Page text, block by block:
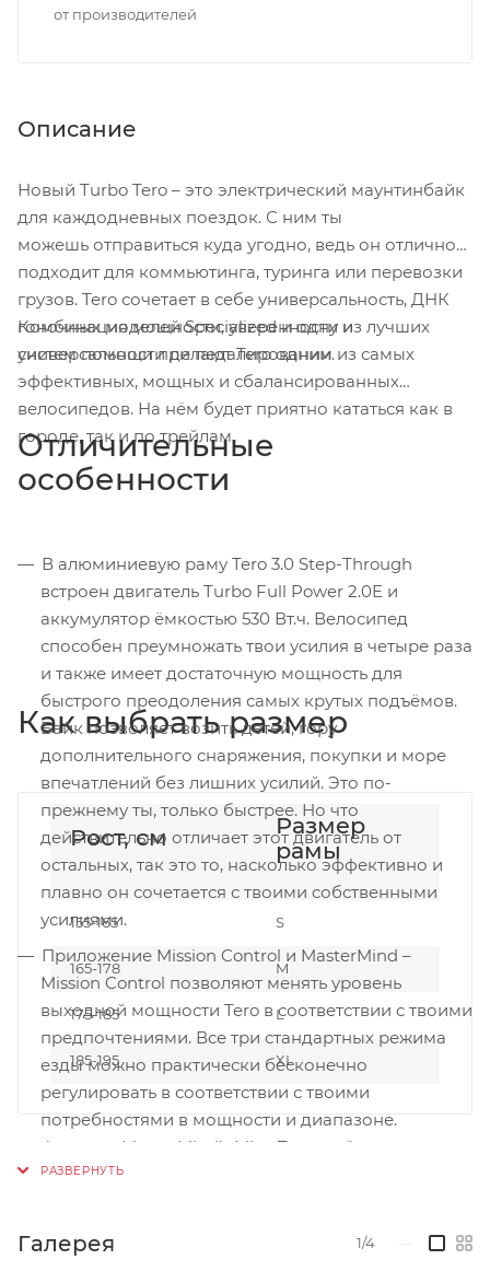
от производителей
Описание
Новый Turbo Tero – это электрический маунтинбайк
для каждодневных поездок. С ним ты
можешь отправиться куда угодно, ведь он отлично
подходит для коммьютинга, туринга или перевозки
грузов. Tero сочетает в себе универсальность, ДНК
гоночных моделей Specialized и одну из лучших
систем помощи при педалировании.
Комбинация мощности, уверенности и
универсальности делают Tero одним из самых
эффективных, мощных и сбалансированных
велосипедов. На нём будет приятно кататься как в
городе, так и по трейлам.
Отличительные
особенности
В алюминиевую раму Tero 3.0 Step-Through
встроен двигатель Turbo Full Power 2.0E и
аккумулятор ёмкостью 530 Вт.ч. Велосипед
способен преумножать твои усилия в четыре раза
и также имеет достаточную мощность для
быстрого преодоления самых крутых подъёмов.
Байк позволяет возить детей, гору
дополнительного снаряжения, покупки и море
впечатлений без лишних усилий. Это по-
прежнему ты, только быстрее. Но что
действительно отличает этот двигатель от
остальных, так это то, насколько эффективно и
плавно он сочетается с твоими собственными
усилиями.
Приложение Mission Control и MasterMind –
Mission Control позволяют менять уровень
выходной мощности Tero в соответствии с твоими
предпочтениями. Все три стандартных режима
езды можно практически бесконечно
регулировать в соответствии с твоими
потребностями в мощности и диапазоне.
Функция MasterMind’s MicroTune даёт
возможность настраивать мощность с шагом в
Как выбрать размер
Рост, см
Размер
рамы
155-165 S
165-178 M
175-185 L
185-195 XL
Галерея 1/4